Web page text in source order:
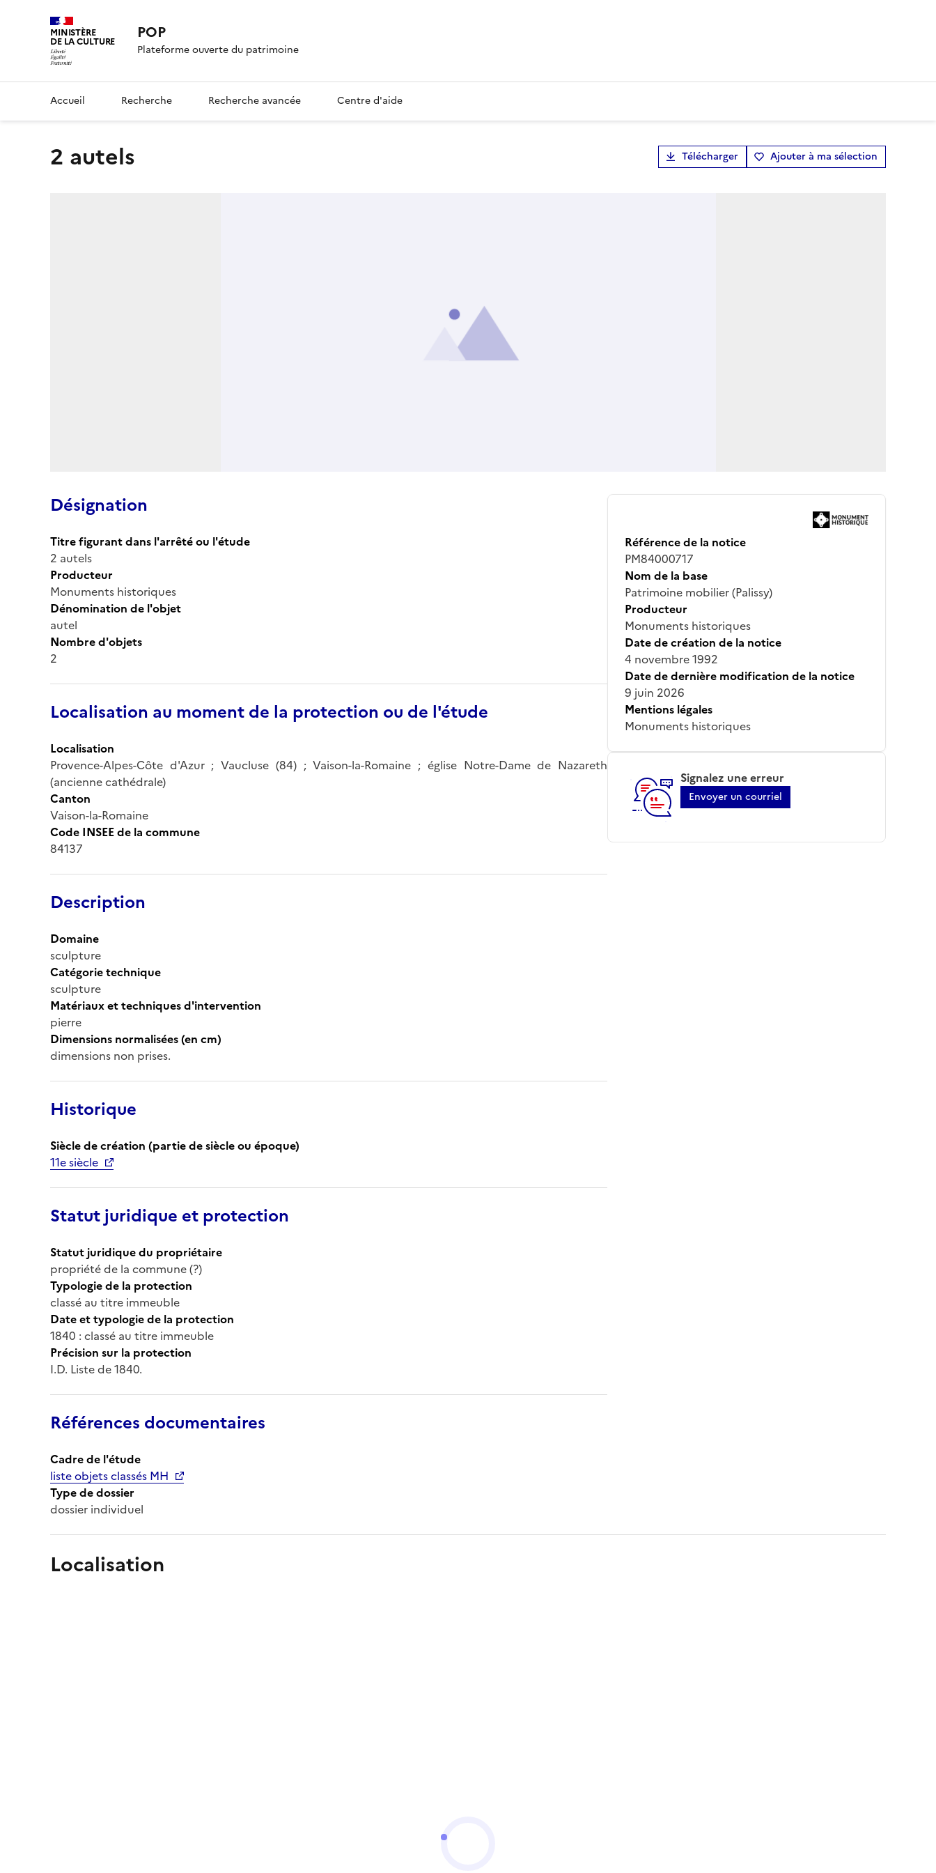
MINISTÈRE
DE LA CULTURE POP
Plateforme ouverte du patrimoine
Accueil Recherche Recherche avancée Centre d'aide
2 autels Télécharger Ajouter à ma sélection
Désignation
Titre figurant dans l'arrêté ou l'étude
2 autels
Producteur
Monuments historiques
Dénomination de l'objet
autel
Nombre d'objets
2
Localisation au moment de la protection ou de l'étude
Localisation
Provence-Alpes-Côte d'Azur ; Vaucluse (84) ; Vaison-la-Romaine ; église Notre-Dame de Nazareth
(ancienne cathédrale)
Canton
Vaison-la-Romaine
Code INSEE de la commune
84137
Description
Domaine
sculpture
Catégorie technique
sculpture
Matériaux et techniques d'intervention
pierre
Dimensions normalisées (en cm)
dimensions non prises.
Historique
Siècle de création (partie de siècle ou époque)
11e siècle
Statut juridique et protection
Statut juridique du propriétaire
propriété de la commune (?)
Typologie de la protection
classé au titre immeuble
Date et typologie de la protection
1840 : classé au titre immeuble
Précision sur la protection
I.D. Liste de 1840.
Références documentaires
Cadre de l'étude
liste objets classés MH
Type de dossier
dossier individuel
Référence de la notice
PM84000717
Nom de la base
Patrimoine mobilier (Palissy)
Producteur
Monuments historiques
Date de création de la notice
4 novembre 1992
Date de dernière modification de la notice
9 juin 2026
Mentions légales
Monuments historiques
Signalez une erreur
Envoyer un courriel
Localisation